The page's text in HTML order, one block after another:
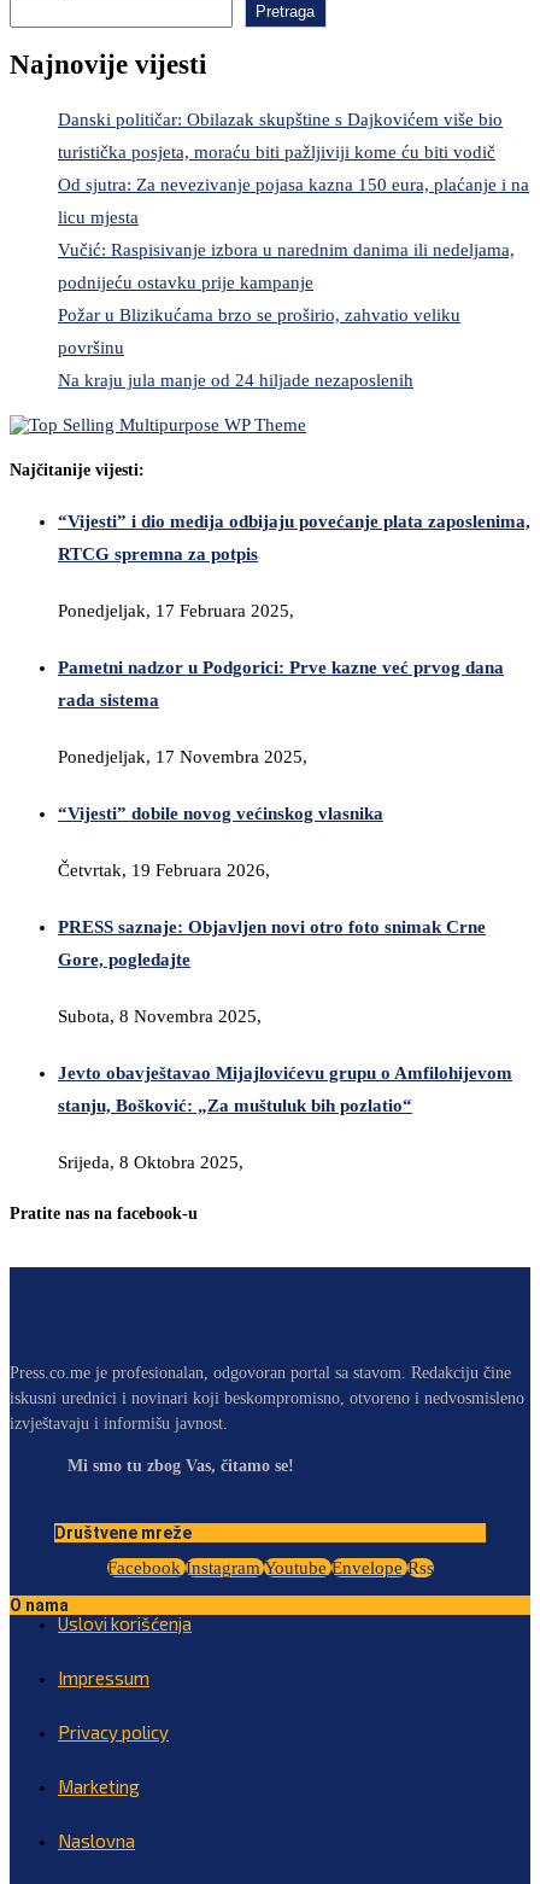
Pretraga
Najnovije vijesti
Danski političar: Obilazak skupštine s Dajkovićem više bio
turistička posjeta, moraću biti pažljiviji kome ću biti vodič
Od sjutra: Za nevezivanje pojasa kazna 150 eura, plaćanje i na
licu mjesta
Vučić: Raspisivanje izbora u narednim danima ili nedeljama,
podnijeću ostavku prije kampanje
Požar u Blizikućama brzo se proširio, zahvatio veliku
površinu
Na kraju jula manje od 24 hiljade nezaposlenih
Najčitanije vijesti:
“Vijesti” i dio medija odbijaju povećanje plata zaposlenima,
RTCG spremna za potpis
Ponedjeljak, 17 Februara 2025,
Pametni nadzor u Podgorici: Prve kazne već prvog dana
rada sistema
Ponedjeljak, 17 Novembra 2025,
“Vijesti” dobile novog većinskog vlasnika
Četvrtak, 19 Februara 2026,
PRESS saznaje: Objavljen novi otro foto snimak Crne
Gore, pogledajte
Subota, 8 Novembra 2025,
Jevto obavještavao Mijajlovićevu grupu o Amfilohijevom
stanju, Bošković: „Za muštuluk bih pozlatio“
Srijeda, 8 Oktobra 2025,
Pratite nas na facebook-u
Press.co.me je profesionalan, odgovoran portal sa stavom. Redakciju čine
iskusni urednici i novinari koji beskompromisno, otvoreno i nedvosmisleno
izvještavaju i informišu javnost.
Mi smo tu zbog Vas, čitamo se!
Društvene mreže
Facebook Instagram Youtube Envelope Rss
O nama
Uslovi korišćenja
Impressum
Privacy policy
Marketing
Naslovna